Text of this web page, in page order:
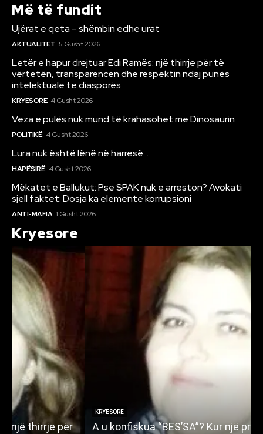
Më të fundit
Ujërat e qeta – shëmbin edhe urat
AKTUALITET 5 Gusht 2026
Letër e hapur drejtuar Edi Ramës: një thirrje për të
vërtetën, transparencën dhe respektin ndaj punës
intelektuale të diasporës
KRYESORE 4 Gusht 2026
Veza e pulës nuk mund të krahasohet me Dinosaurin
POLITIKË 4 Gusht 2026
Lura nuk është lënë në harresë…
HAPËSIRË 4 Gusht 2026
Mëkatet e Ballukut: Pse SPAK nuk e arreston? Avokati
sjell faktet: Dosja ka elemente korrupsioni
ANTI-MAFIA 1 Gusht 2026
Kryesore
KRYESORE
A u konfiskua “BES’SA”? Kur një projekt qytetar